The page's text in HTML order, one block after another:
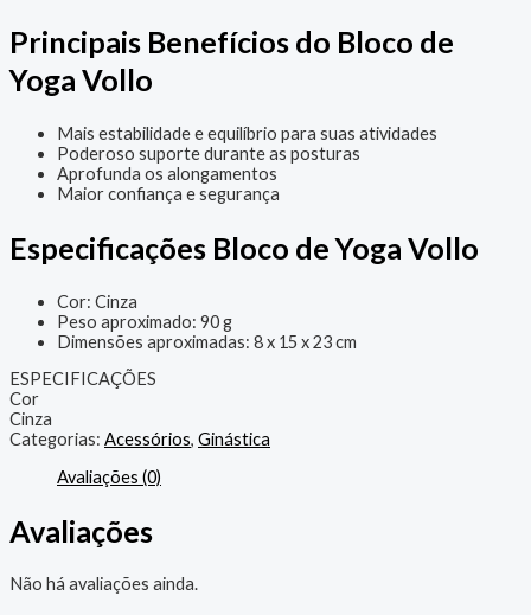
Principais Benefícios do Bloco de
Yoga Vollo
Mais estabilidade e equilíbrio para suas atividades
Poderoso suporte durante as posturas
Aprofunda os alongamentos
Maior confiança e segurança
Especificações Bloco de Yoga Vollo
Cor: Cinza
Peso aproximado: 90 g
Dimensões aproximadas: 8 x 15 x 23 cm
ESPECIFICAÇÕES
Cor
Cinza
Categorias: Acessórios, Ginástica
Avaliações (0)
Avaliações
Não há avaliações ainda.